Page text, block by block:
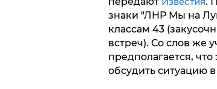
знаки "ЛНР Мы на
классам 43
встреч). Со слов же
предполагается,
обсудить ситуацию